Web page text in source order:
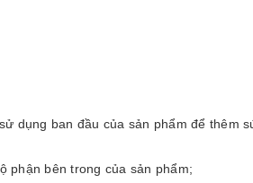
dụng ban đầu của sản phẩm để thêm
phận bên trong của sản phẩm;